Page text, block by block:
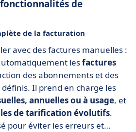
de
de la facturation
avec des factures manuelles :
lesfactures
des abonnements et des
Il prend en charge les
annuelles ou à usage, et
de tarification évolutifs.
pour éviter les erreurs et